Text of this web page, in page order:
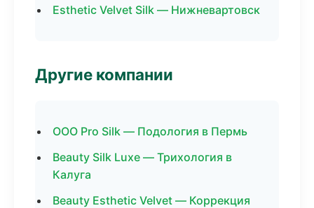
Esthetic Velvet Silk — Нижневартовск
Другие компании
ООО Pro Silk — Подология в Пермь
Beauty Silk Luxe — Трихология в
Калуга
Beauty Esthetic Velvet — Коррекция